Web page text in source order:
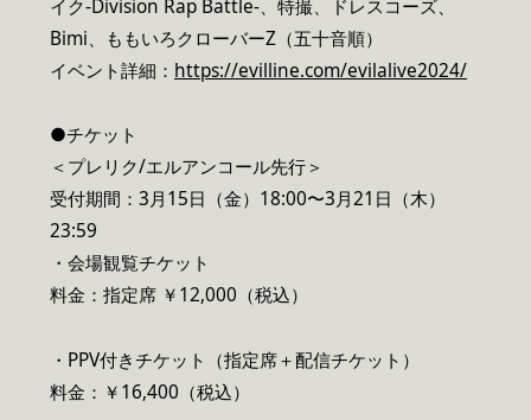
イク-Division Rap Battle-、特撮、ドレスコーズ、
Bimi、ももいろクローバーZ（五十音順）
イベント詳細： https://evilline.com/evilalive2024/
●チケット
＜プレリク/エルアンコール先行＞
受付期間：3月15日（金）18:00〜3月21日（木）
23:59
・会場観覧チケット
料金：指定席 ￥12,000（税込）
・PPV付きチケット（指定席＋配信チケット）
料金：￥16,400（税込）